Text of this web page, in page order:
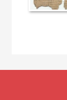
Actual